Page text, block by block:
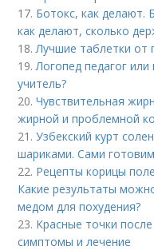
17. Ботокс, как делают.
как делают, сколько
18.Лучшие таблетки от
19.Логопед педагог
учитель?
20.Чувствительная
жирной и проблемной
21.Узбекский курт
шариками. Сами
22. Рецепты корицы
Какие результаты
медом для похудения?
23. Красные точки
симптомы и лечение